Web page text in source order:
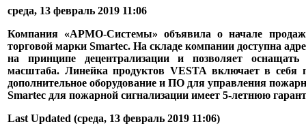
среда, 13 февраль 2019 11:06
Компания «АРМО-Системы» объявила о начале продаж
торговой марки Smartec. На складе компании доступна
на принципе децентрализации и позволяет
масштаба. Линейка продуктов VESTA включает в себя
дополнительное оборудование и ПО для управления
Smartec для пожарной сигнализации имеет 5-летнюю
Last Updated (среда, 13 февраль 2019 11:06)